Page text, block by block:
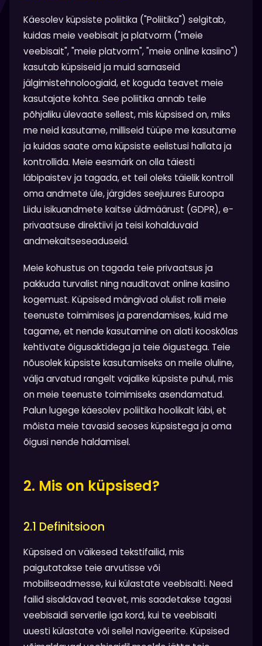
Käesolev küpsiste poliitika ("Poliitika") selgitab,
kuidas meie veebisait ja platvorm ("meie
veebisait", "meie platvorm", "meie online kasiino")
kasutab küpsiseid ja muid sarnaseid
jälgimistehnoloogiaid, et koguda teavet meie
kasutajate kohta. See poliitika annab teile
põhjaliku ülevaate sellest, mis küpsised on, miks
me neid kasutame, milliseid tüüpe me kasutame
ja kuidas saate oma küpsiste eelistusi hallata ja
kontrollida. Meie eesmärk on olla täiesti
läbipaistev ja tagada, et teil oleks täielik kontroll
oma andmete üle, järgides seejuures Euroopa
Liidu isikuandmete kaitse üldmäärust (GDPR), e-
privaatsuse direktiivi ja teisi kohalduvaid
andmekaitseseaduseid.
Meie kohustus on tagada teie privaatsus ja
pakkuda turvalist ning nauditavat online kasiino
kogemust. Küpsised mängivad olulist rolli meie
teenuste toimimises ja parendamises, kuid me
tagame, et nende kasutamine on alati kooskõlas
kehtivate õigusaktidega ja teie õigustega. Teie
nõusolek küpsiste kasutamiseks on meile oluline,
välja arvatud rangelt vajalike küpsiste puhul, mis
on meie teenuste toimimiseks asendamatud.
Palun lugege käesolev poliitika hoolikalt läbi, et
mõista meie tavasid seoses küpsistega ja oma
õigusi nende haldamisel.
2. Mis on küpsised?
2.1 Definitsioon
Küpsised on väikesed tekstifailid, mis
paigutatakse teie arvutisse või
mobiilseadmesse, kui külastate veebisaiti. Need
failid sisaldavad teavet, mis saadetakse tagasi
veebisaidi serverile iga kord, kui te veebisaiti
uuesti külastate või sellel navigeerite. Küpsised